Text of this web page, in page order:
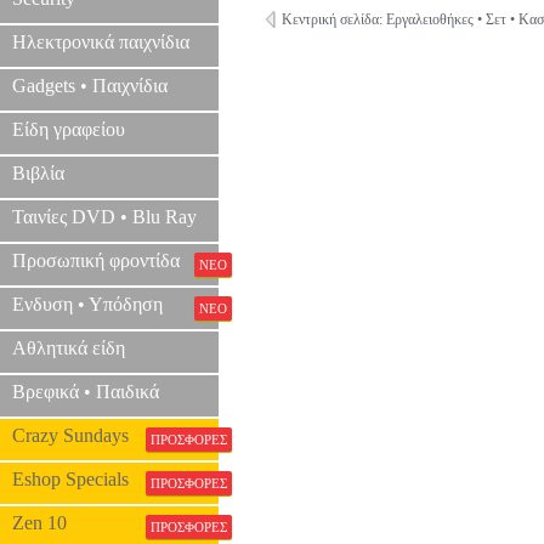
Ηλεκτρονικά παιχνίδια
Gadgets • Παιχνίδια
Είδη γραφείου
Βιβλία
Ταινίες DVD • Blu Ray
Προσωπική φροντίδα ΝΕΟ
Ενδυση • Υπόδηση ΝΕΟ
Αθλητικά είδη
Βρεφικά • Παιδικά
Crazy Sundays ΠΡΟΣΦΟΡΕΣ
Eshop Specials ΠΡΟΣΦΟΡΕΣ
Zen 10 ΠΡΟΣΦΟΡΕΣ
Κεντρική σελίδα: Εργαλειοθήκες • Σετ •